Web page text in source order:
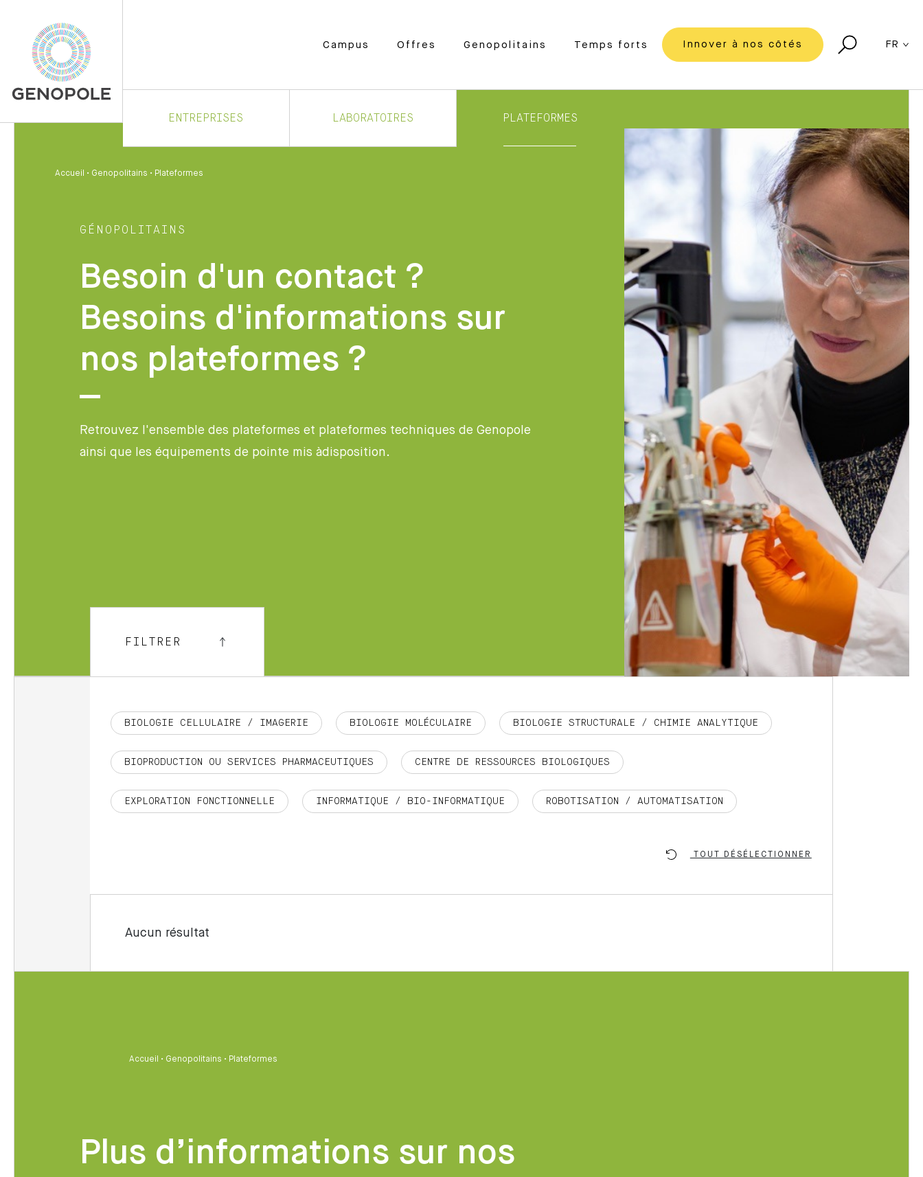
Campus Offres Genopolitains Temps forts Innover à nos côtés FR
ENTREPRISES LABORATOIRES PLATEFORMES
Accueil • Genopolitains • Plateformes
GÉNOPOLITAINS
Besoin d'un contact ?
Besoins d'informations sur
nos plateformes ?
Retrouvez l'ensemble des plateformes et plateformes techniques de Genopole
ainsi que les équipements de pointe mis àdisposition.
FILTRER
BIOLOGIE CELLULAIRE / IMAGERIE BIOLOGIE MOLÉCULAIRE BIOLOGIE STRUCTURALE / CHIMIE ANALYTIQUE
BIOPRODUCTION OU SERVICES PHARMACEUTIQUES CENTRE DE RESSOURCES BIOLOGIQUES
EXPLORATION FONCTIONNELLE INFORMATIQUE / BIO-INFORMATIQUE ROBOTISATION / AUTOMATISATION
TOUT DÉSÉLECTIONNER
Aucun résultat
Accueil • Genopolitains • Plateformes
Plus d’informations sur nos